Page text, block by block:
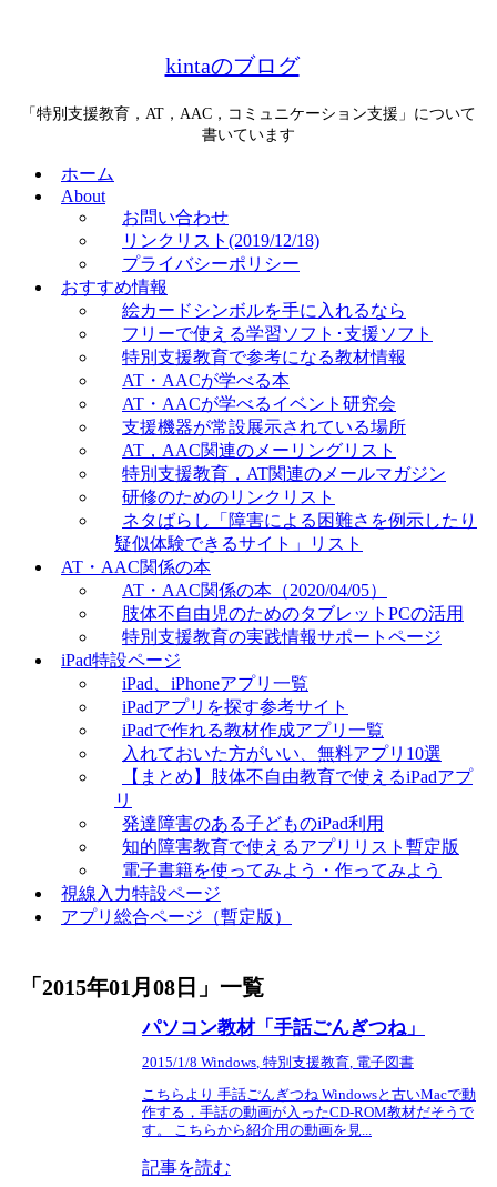
kintaのブログ
「特別支援教育，AT，AAC，コミュニケーション支援」について
書いています
ホーム
About
お問い合わせ
リンクリスト(2019/12/18)
プライバシーポリシー
おすすめ情報
絵カードシンボルを手に入れるなら
フリーで使える学習ソフト･支援ソフト
特別支援教育で参考になる教材情報
AT・AACが学べる本
AT・AACが学べるイベント研究会
支援機器が常設展示されている場所
AT，AAC関連のメーリングリスト
特別支援教育，AT関連のメールマガジン
研修のためのリンクリスト
ネタばらし「障害による困難さを例示したり
疑似体験できるサイト」リスト
AT・AAC関係の本
AT・AAC関係の本（2020/04/05）
肢体不自由児のためのタブレットPCの活用
特別支援教育の実践情報サポートページ
iPad特設ページ
iPad、iPhoneアプリ一覧
iPadアプリを探す参考サイト
iPadで作れる教材作成アプリ一覧
入れておいた方がいい、無料アプリ10選
【まとめ】肢体不自由教育で使えるiPadアプ
リ
発達障害のある子どものiPad利用
知的障害教育で使えるアプリリスト暫定版
電子書籍を使ってみよう・作ってみよう
視線入力特設ページ
アプリ総合ページ（暫定版）
「 2015年01月08日 」 一覧
パソコン教材「手話ごんぎつね」
2015/1/8 Windows 特別支援教育 電子図書
こちらより 手話ごんぎつね Windowsと古いMacで動
作する，手話の動画が入ったCD-ROM教材だそうで
す。 こちらから紹介用の動画を見...
記事を読む